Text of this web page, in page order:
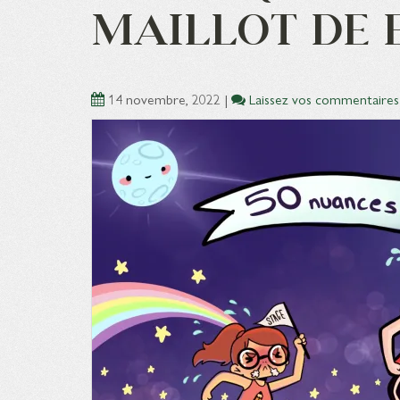
MAILLOT DE
14 novembre, 2022 | Laissez vos commentaires